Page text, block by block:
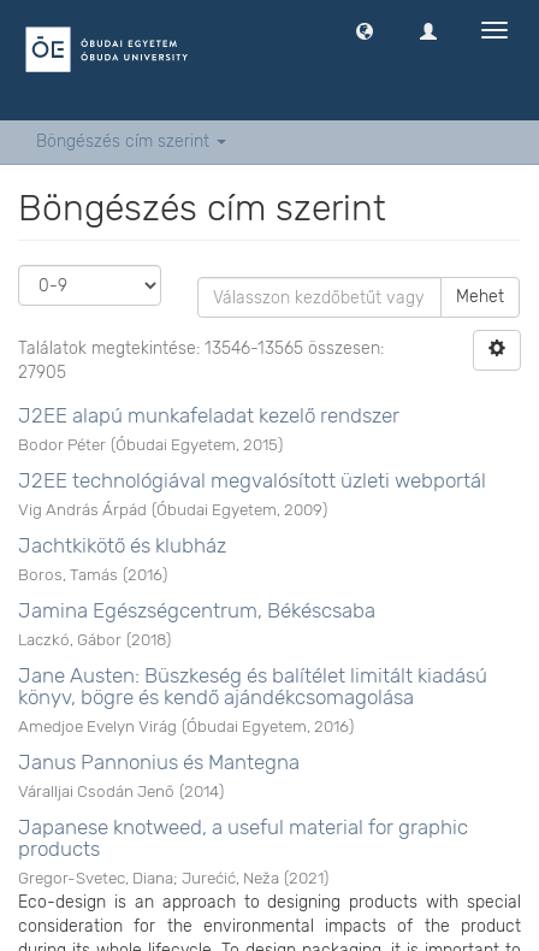
Böngészés cím szerint
Böngészés cím szerint
Mehet
Találatok megtekintése: 13546-13565 összesen:
27905
J2EE alapú munkafeladat kezelő rendszer
Bodor Péter (Óbudai Egyetem 2015)
J2EE technológiával megvalósított üzleti webportál
Vig András Árpád (Óbudai Egyetem 2009)
Jachtkikötő és klubház
Boros, Tamás (2016)
Jamina Egészségcentrum, Békéscsaba
Laczkó, Gábor (2018)
Jane Austen: Büszkeség és balítélet limitált kiadású
könyv, bögre és kendő ajándékcsomagolása
Amedjoe Evelyn Virág (Óbudai Egyetem 2016)
Janus Pannonius és Mantegna
Váralljai Csodán Jenő (2014)
Japanese knotweed, a useful material for graphic
products
Gregor-Svetec, Diana; Jurećić, Neža (2021)
Eco-design is an approach to designing products with special
consideration for the environmental impacts of the product